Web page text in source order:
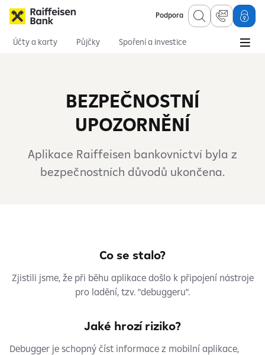
Podpora
Účty a karty Půjčky
Spoření a investice
BEZPEČNOSTNÍ
UPOZORNĚNÍ
Aplikace Raiffeisen bankovnictví byla z
bezpečnostních důvodů ukončena.
Co se stalo?
Zjistili jsme, že při běhu aplikace došlo k připojení nástroje
pro ladění, tzv. "debuggeru".
Jaké hrozí riziko?
Debugger je schopný číst informace z mobilní aplikace,